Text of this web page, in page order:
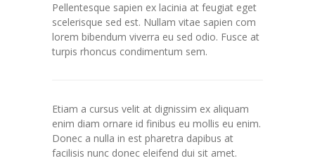
Pellentesque sapien ex lacinia at feugiat eget
scelerisque sed est. Nullam vitae sapien com
lorem bibendum viverra eu sed odio. Fusce at
turpis rhoncus condimentum sem.
Etiam a cursus velit at dignissim ex aliquam
enim diam ornare id finibus eu mollis eu enim.
Donec a nulla in est pharetra dapibus at
facilisis nunc donec eleifend dui sit amet.